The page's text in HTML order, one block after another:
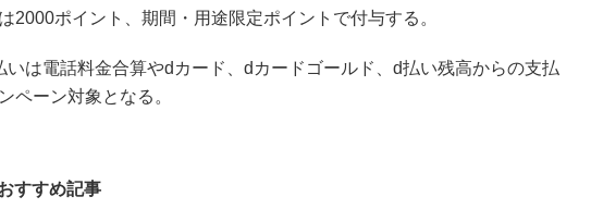
2000ポイント、期間・用途限定ポイントで付与する。
は電話料金合算やdカード、dカードゴールド、d払い残高からの支払
ペーン対象となる。
すすめ記事